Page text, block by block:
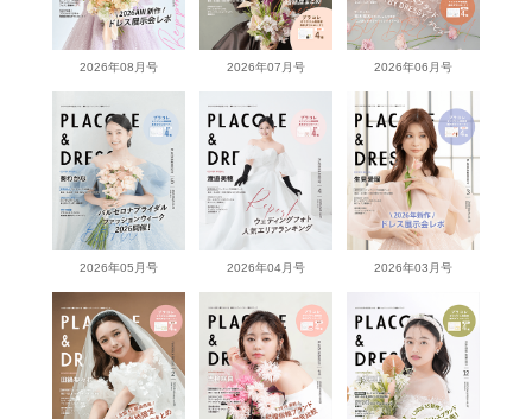
2026年08月号 2026年07月号 2026年06月号
2026年05月号 2026年04月号 2026年03月号